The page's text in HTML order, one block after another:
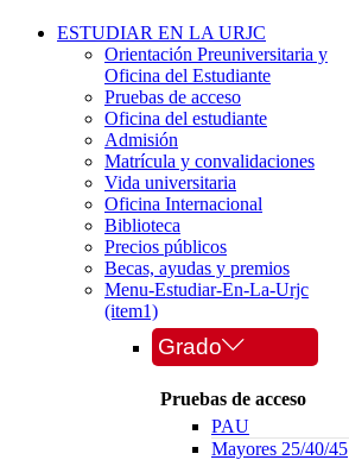
ESTUDIAR EN LA URJC
Orientación Preuniversitaria y
Oficina del Estudiante
Pruebas de acceso
Oficina del estudiante
Admisión
Matrícula y convalidaciones
Vida universitaria
Oficina Internacional
Biblioteca
Precios públicos
Becas, ayudas y premios
Menu-Estudiar-En-La-Urjc
(item1)
Grado
Pruebas de acceso
PAU
Mayores 25/40/45